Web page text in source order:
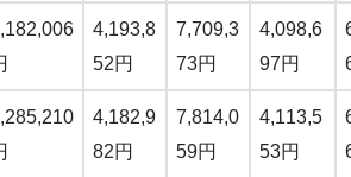
4,193,8
52円
7,709,3
73円
4,098,6
97円
4,182,9
82円
7,814,0
59円
4,113,5
53円